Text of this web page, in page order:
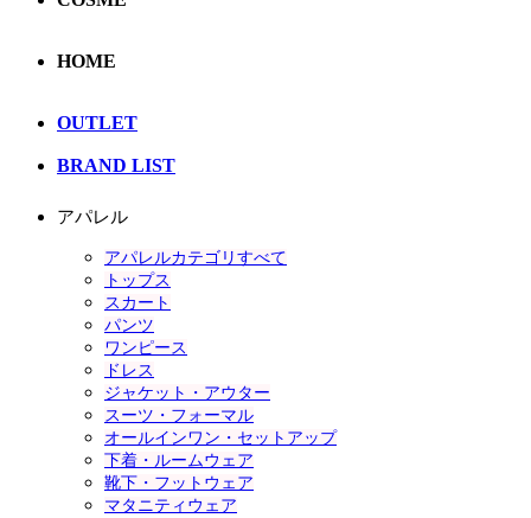
HOME
OUTLET
BRAND LIST
アパレル
アパレルカテゴリすべて
トップス
スカート
パンツ
ワンピース
ドレス
ジャケット・アウター
スーツ・フォーマル
オールインワン・セットアップ
下着・ルームウェア
靴下・フットウェア
マタニティウェア